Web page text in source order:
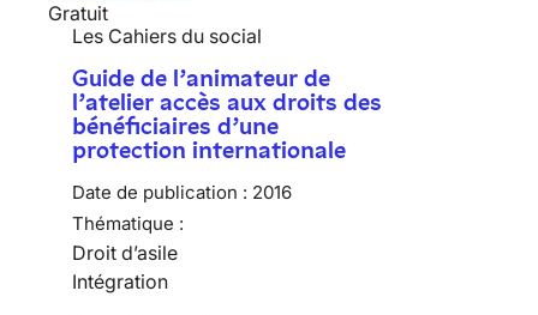
Gratuit
Les Cahiers du social
Guide de l’animateur de
l’atelier accès aux droits des
bénéficiaires d’une
protection internationale
Date de publication : 2016
Thématique :
Droit d’asile
Intégration